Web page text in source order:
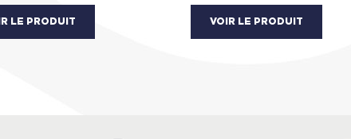
LE PRODUIT VOIR LE PRODUIT